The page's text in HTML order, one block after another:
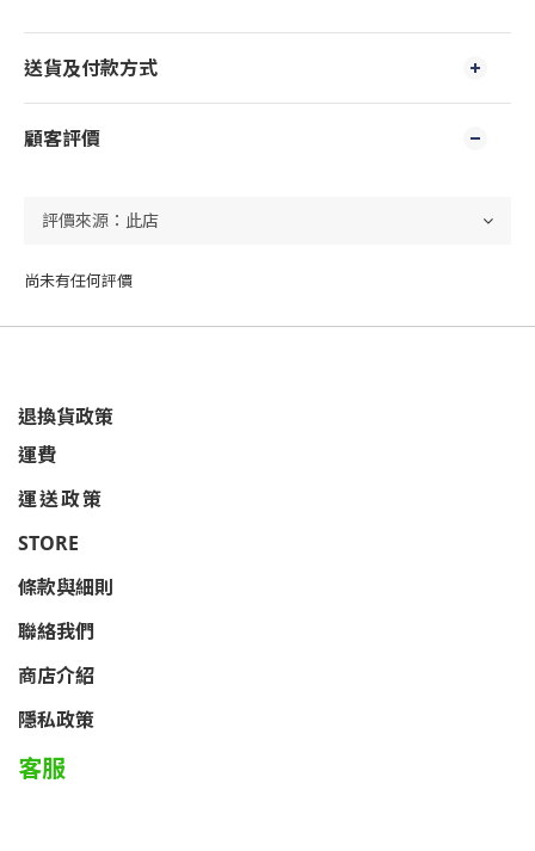
送貨及付款方式
顧客評價
尚未有任何評價
退換貨政策
運費
運送政策
STORE
條款與細則
聯絡我們
商店介紹
隱私政策
客服